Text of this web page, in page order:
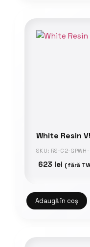
White Resin
SKU: RS-C2-
623 lei (fără
Adaugă în coș